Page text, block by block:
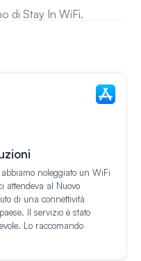
di Stay In WiFi.
noleggiato un WiFi
attendeva al Nuovo
di una connettività
Il servizio è stato
Lo raccomando